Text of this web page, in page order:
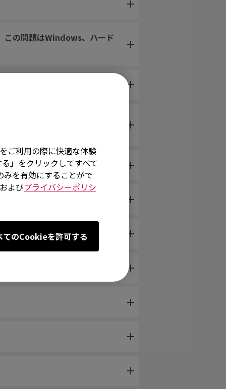
ご利用の際に快適な体験
」をクリックしてすべて
を有効にすることがで
およびプライバシーポリシ
てのCookieを許可する
この問題はWindows、ハード